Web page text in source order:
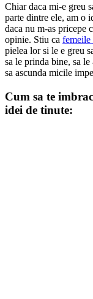
Chiar daca mi-e greu
parte dintre ele, am o
daca nu m-as pricepe
opinie. Stiu ca
pielea lor si le e greu
sa le prinda bine, sa le
sa ascunda micile
Cum sa te
idei de tinute: